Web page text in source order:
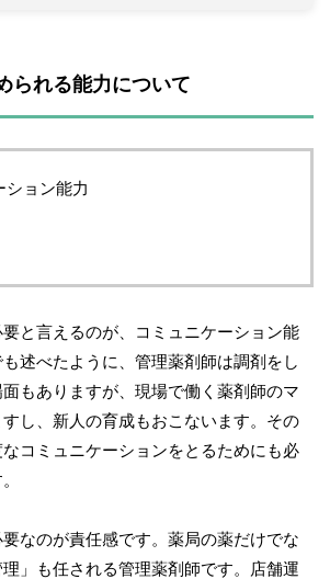
られる能力について
ション能力
と言えるのが、コミュニケーション能
述べたように、管理薬剤師は調剤をし
もありますが、現場で働く薬剤師のマ
し、新人の育成もおこないます。その
コミュニケーションをとるためにも必
なのが責任感です。薬局の薬だけでな
」も任される管理薬剤師です。店舗運